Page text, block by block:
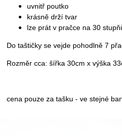
uvnitř poutko
krásně drží tvar
lze prát v pračce na 30
Do taštičky se vejde pohodlně 7
Rozměr cca: šířka 30cm x výška
cena pouze za tašku - ve stejné